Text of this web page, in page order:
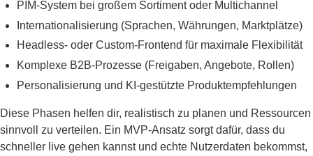
PIM-System bei großem Sortiment oder Multichannel
Internationalisierung (Sprachen, Währungen, Marktplätze)
Headless- oder Custom-Frontend für maximale Flexibilität
Komplexe B2B-Prozesse (Freigaben, Angebote, Rollen)
Personalisierung und KI-gestützte Produktempfehlungen
Diese Phasen helfen dir, realistisch zu planen und Ressourcen
sinnvoll zu verteilen. Ein MVP-Ansatz sorgt dafür, dass du
schneller live gehen kannst und echte Nutzerdaten bekommst,